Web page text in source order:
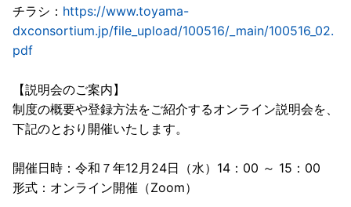
チラシ： https://www.toyama-
dxconsortium.jp/file_upload/100516/_main/100516_02.
pdf
【説明会のご案内】
制度の概要や登録方法をご紹介するオンライン説明会を、
下記のとおり開催いたします。
開催日時：令和７年12月24日（水）14：00 ～ 15：00
形式：オンライン開催（Zoom）